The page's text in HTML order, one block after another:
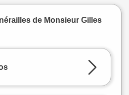
de Monsieur Gilles